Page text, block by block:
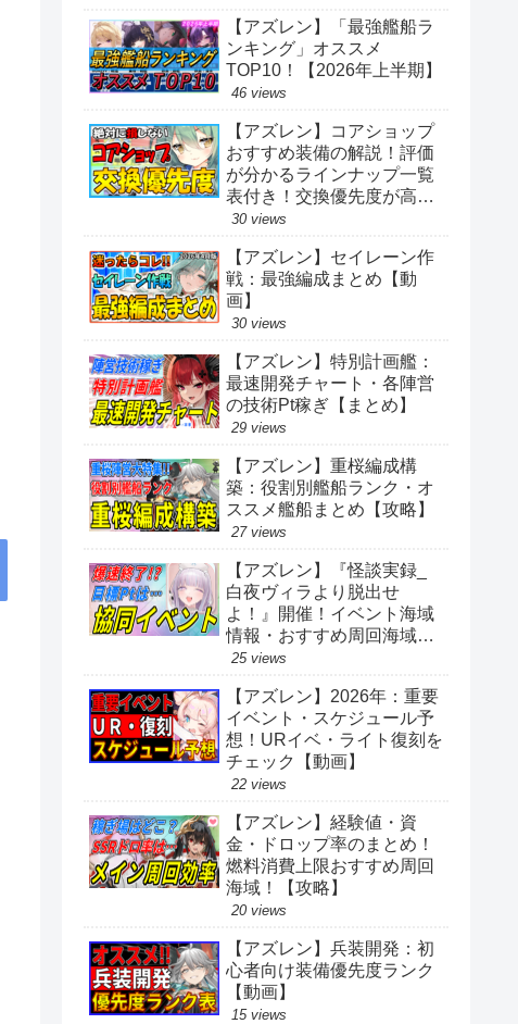
【アズレン】「最強艦船ラ
ンキング」オススメ
TOP10！【2026年上半期】
46 views
【アズレン】コアショップ
おすすめ装備の解説！評価
が分かるラインナップ一覧
表付き！交換優先度が高い
アイテムは？【アズールレ
30 views
【アズレン】セイレーン作
戦：最強編成まとめ【動
画】
30 views
【アズレン】特別計画艦：
最速開発チャート・各陣営
の技術Pt稼ぎ【まとめ】
29 views
【アズレン】重桜編成構
築：役割別艦船ランク・オ
ススメ艦船まとめ【攻略】
27 views
【アズレン】『怪談実録_
白夜ヴィラより脱出せ
よ！』開催！イベント海域
情報・おすすめ周回海域を
紹介！【イベント】
25 views
【アズレン】2026年：重要
イベント・スケジュール予
想！URイベ・ライト復刻を
チェック【動画】
22 views
【アズレン】経験値・資
金・ドロップ率のまとめ！
燃料消費上限おすすめ周回
海域！【攻略】
20 views
【アズレン】兵装開発：初
心者向け装備優先度ランク
【動画】
15 views